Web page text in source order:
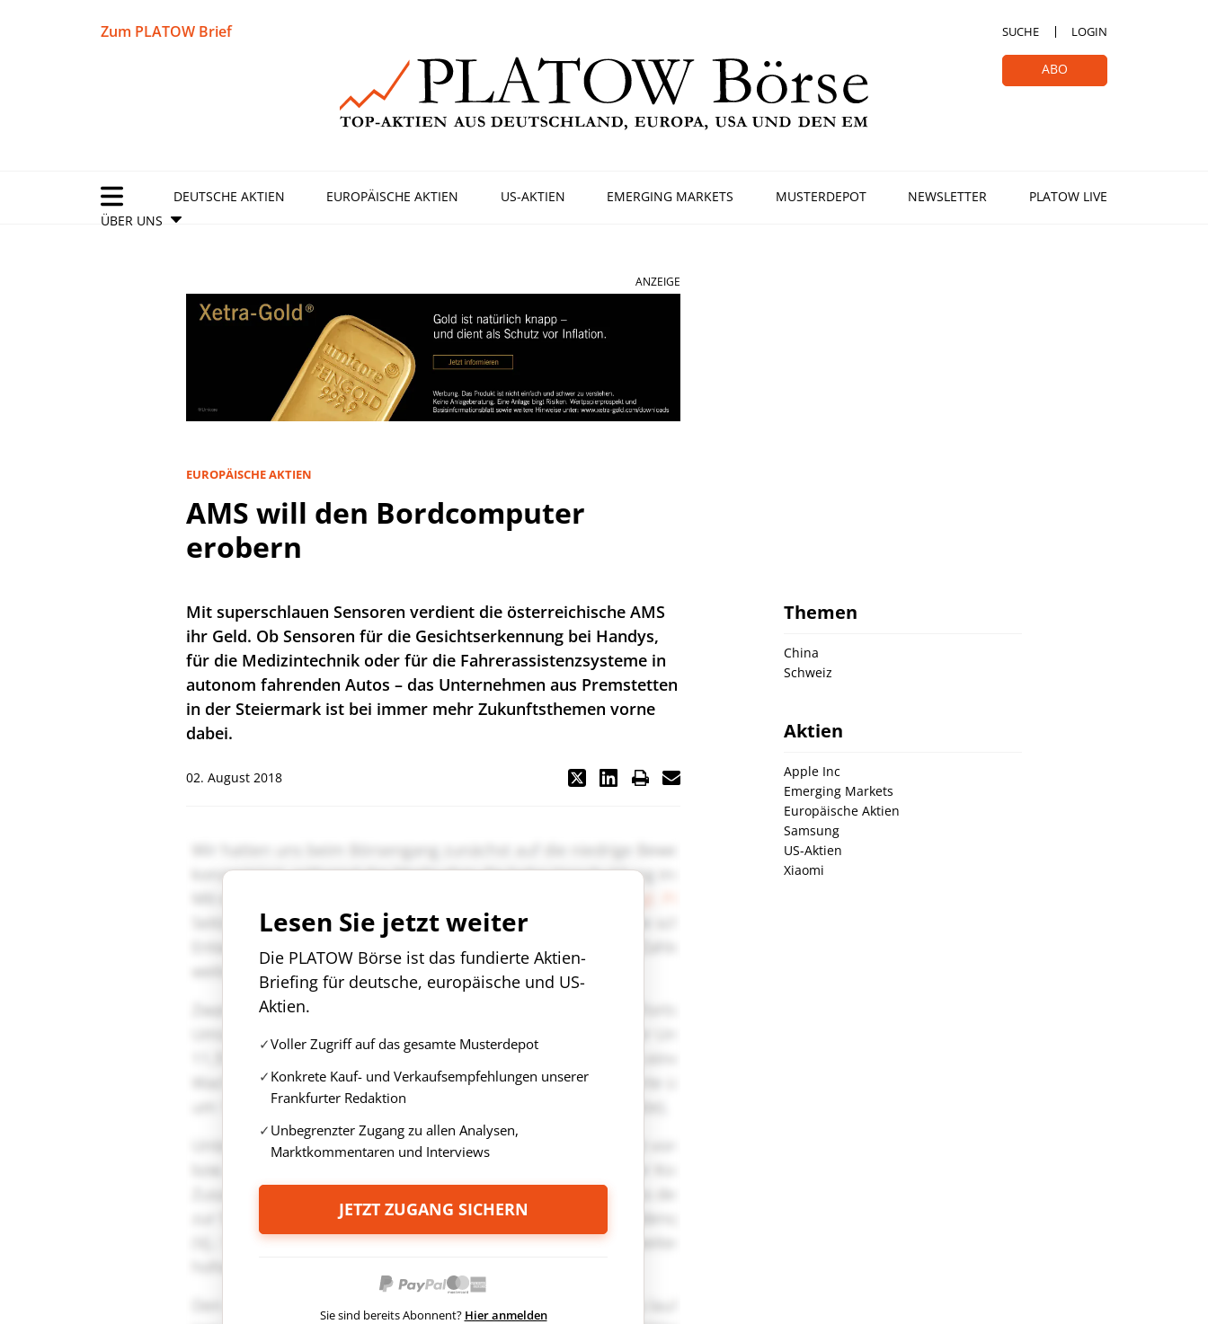
Zum PLATOW Brief SUCHE LOGIN
ABO
DEUTSCHE AKTIEN EUROPÄISCHE AKTIEN US-AKTIEN EMERGING MARKETS MUSTERDEPOT NEWSLETTER
PLATOW LIVE
ÜBER UNS
ANZEIGE
EUROPÄISCHE AKTIEN
AMS will den Bordcomputer
erobern
Mit superschlauen Sensoren verdient die österreichische AMS
ihr Geld. Ob Sensoren für die Gesichtserkennung bei Handys,
für die Medizintechnik oder für die Fahrerassistenzsysteme in
autonom fahrenden Autos – das Unternehmen aus Premstetten
in der Steiermark ist bei immer mehr Zukunftsthemen vorne
dabei.
02. August 2018
Lesen Sie jetzt weiter
Die PLATOW Börse ist das fundierte Aktien-
Briefing für deutsche, europäische und US-
Aktien.
Voller Zugriff auf das gesamte Musterdepot
Konkrete Kauf- und Verkaufsempfehlungen unserer
Frankfurter Redaktion
Unbegrenzter Zugang zu allen Analysen,
Marktkommentaren und Interviews
JETZT ZUGANG SICHERN
Sie sind bereits Abonnent? Hier anmelden
Themen
China
Schweiz
Aktien
Apple Inc
Emerging Markets
Europäische Aktien
Samsung
US-Aktien
Xiaomi